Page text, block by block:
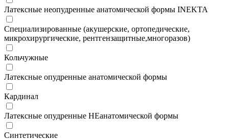
Латексные неопудренные анатомической формы INEKTA
Специализированные (акушерские, ортопедические,
микрохирургические, рентгензащитные,многоразов)
Кольчужные
Латексные опудренные анатомической формы
Кардинал
Латексные опудренные НЕанатомической формы
Синтетические